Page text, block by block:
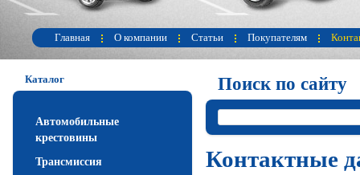
Главная О компании Статьи Покупателям
Поиск по сайту
Контактные
Каталог
Автомобильные
крестовины
Трансмиссия